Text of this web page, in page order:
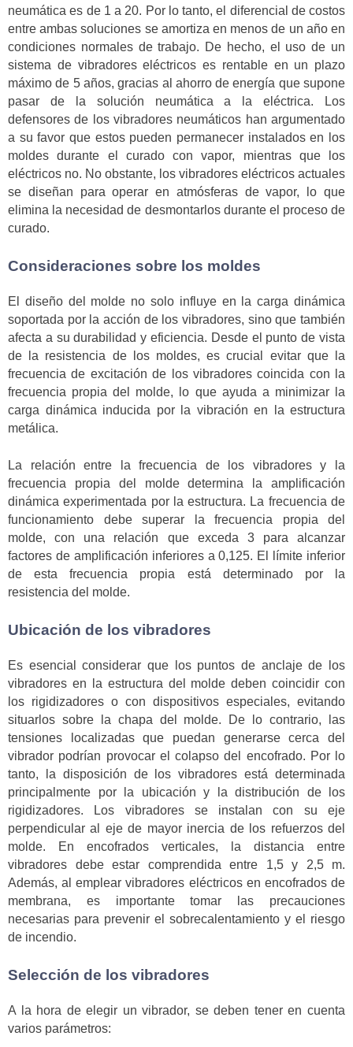
neumática es de 1 a 20. Por lo tanto, el diferencial de costos
entre ambas soluciones se amortiza en menos de un año en
condiciones normales de trabajo. De hecho, el uso de un
sistema de vibradores eléctricos es rentable en un plazo
máximo de 5 años, gracias al ahorro de energía que supone
pasar de la solución neumática a la eléctrica. Los
defensores de los vibradores neumáticos han argumentado
a su favor que estos pueden permanecer instalados en los
moldes durante el curado con vapor, mientras que los
eléctricos no. No obstante, los vibradores eléctricos actuales
se diseñan para operar en atmósferas de vapor, lo que
elimina la necesidad de desmontarlos durante el proceso de
curado.
Consideraciones sobre los moldes
El diseño del molde no solo influye en la carga dinámica
soportada por la acción de los vibradores, sino que también
afecta a su durabilidad y eficiencia. Desde el punto de vista
de la resistencia de los moldes, es crucial evitar que la
frecuencia de excitación de los vibradores coincida con la
frecuencia propia del molde, lo que ayuda a minimizar la
carga dinámica inducida por la vibración en la estructura
metálica.
La relación entre la frecuencia de los vibradores y la
frecuencia propia del molde determina la amplificación
dinámica experimentada por la estructura. La frecuencia de
funcionamiento debe superar la frecuencia propia del
molde, con una relación que exceda 3 para alcanzar
factores de amplificación inferiores a 0,125. El límite inferior
de esta frecuencia propia está determinado por la
resistencia del molde.
Ubicación de los vibradores
Es esencial considerar que los puntos de anclaje de los
vibradores en la estructura del molde deben coincidir con
los rigidizadores o con dispositivos especiales, evitando
situarlos sobre la chapa del molde. De lo contrario, las
tensiones localizadas que puedan generarse cerca del
vibrador podrían provocar el colapso del encofrado. Por lo
tanto, la disposición de los vibradores está determinada
principalmente por la ubicación y la distribución de los
rigidizadores. Los vibradores se instalan con su eje
perpendicular al eje de mayor inercia de los refuerzos del
molde. En encofrados verticales, la distancia entre
vibradores debe estar comprendida entre 1,5 y 2,5 m.
Además, al emplear vibradores eléctricos en encofrados de
membrana, es importante tomar las precauciones
necesarias para prevenir el sobrecalentamiento y el riesgo
de incendio.
Selección de los vibradores
A la hora de elegir un vibrador, se deben tener en cuenta
varios parámetros: